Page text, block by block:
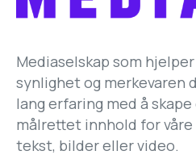
Mediaselskap som
synlighet og merkevaren
lang erfaring med å
målrettet innhold for
tekst, bilder eller video.